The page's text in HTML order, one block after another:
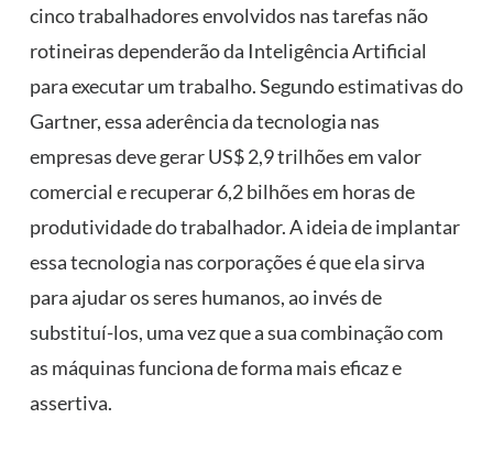
cinco trabalhadores envolvidos nas tarefas não
rotineiras dependerão da Inteligência Artificial
para executar um trabalho. Segundo estimativas do
Gartner, essa aderência da tecnologia nas
empresas deve gerar US$ 2,9 trilhões em valor
comercial e recuperar 6,2 bilhões em horas de
produtividade do trabalhador. A ideia de implantar
essa tecnologia nas corporações é que ela sirva
para ajudar os seres humanos, ao invés de
substituí-los, uma vez que a sua combinação com
as máquinas funciona de forma mais eficaz e
assertiva.